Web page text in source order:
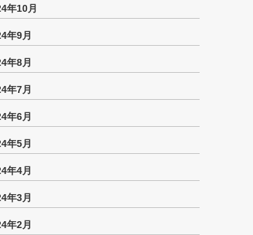
年10月
年9月
年8月
年7月
年6月
年5月
年4月
年3月
年2月